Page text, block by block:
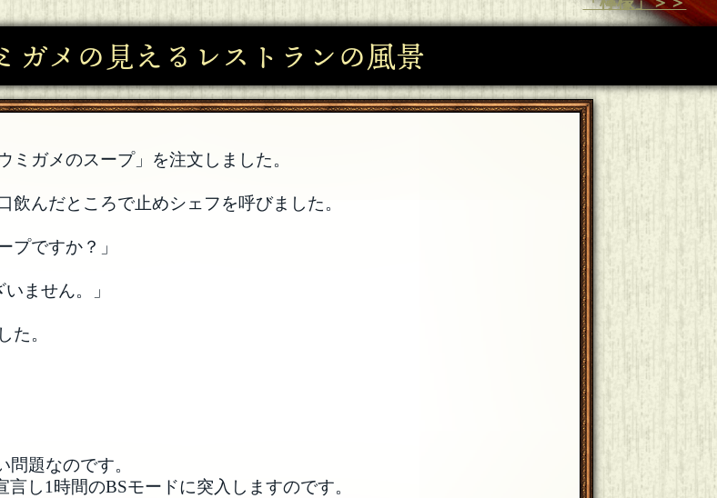
メの見えるレストランの風景
ガメのスープ」を注文しました。
んだところで止めシェフを呼びました。
プですか？」
ません。」
た。
題なのです。
し1時間のBSモードに突入しますのです。